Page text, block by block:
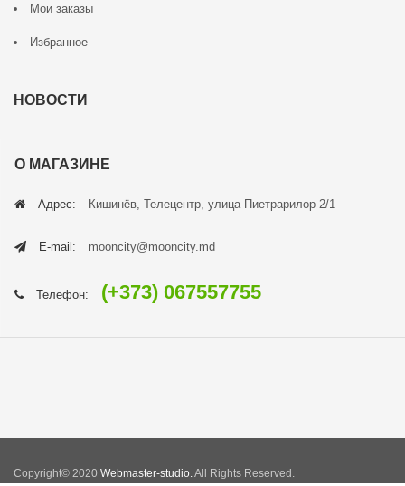
Мои заказы
Избранное
НОВОСТИ
О МАГАЗИНЕ
Адрес: Кишинёв, Телецентр, улица Пиетрарилор 2/1
E-mail: mooncity@mooncity.md
Телефон: (+373) 067557755
Copyright© 2020 Webmaster-studio.All Rights Reserved.